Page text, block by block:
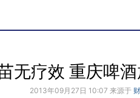
无疗效 重庆啤
2013年09月27日 10:07 来源于